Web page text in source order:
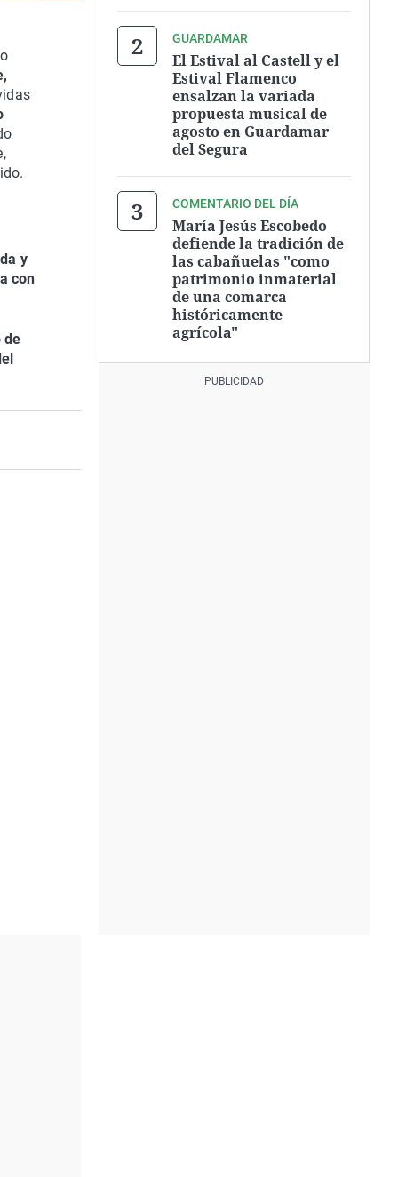
y
con
de
GUARDAMAR
El Estival al Castell y el
Estival Flamenco
ensalzan la variada
propuesta musical de
agosto en Guardamar
del Segura
COMENTARIO DEL DÍA
María Jesús Escobedo
defiende la tradición de
las cabañuelas "como
patrimonio inmaterial
de una comarca
históricamente
agrícola"